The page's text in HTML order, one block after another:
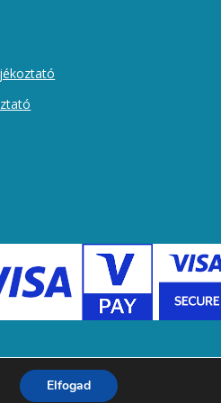
Elfogad